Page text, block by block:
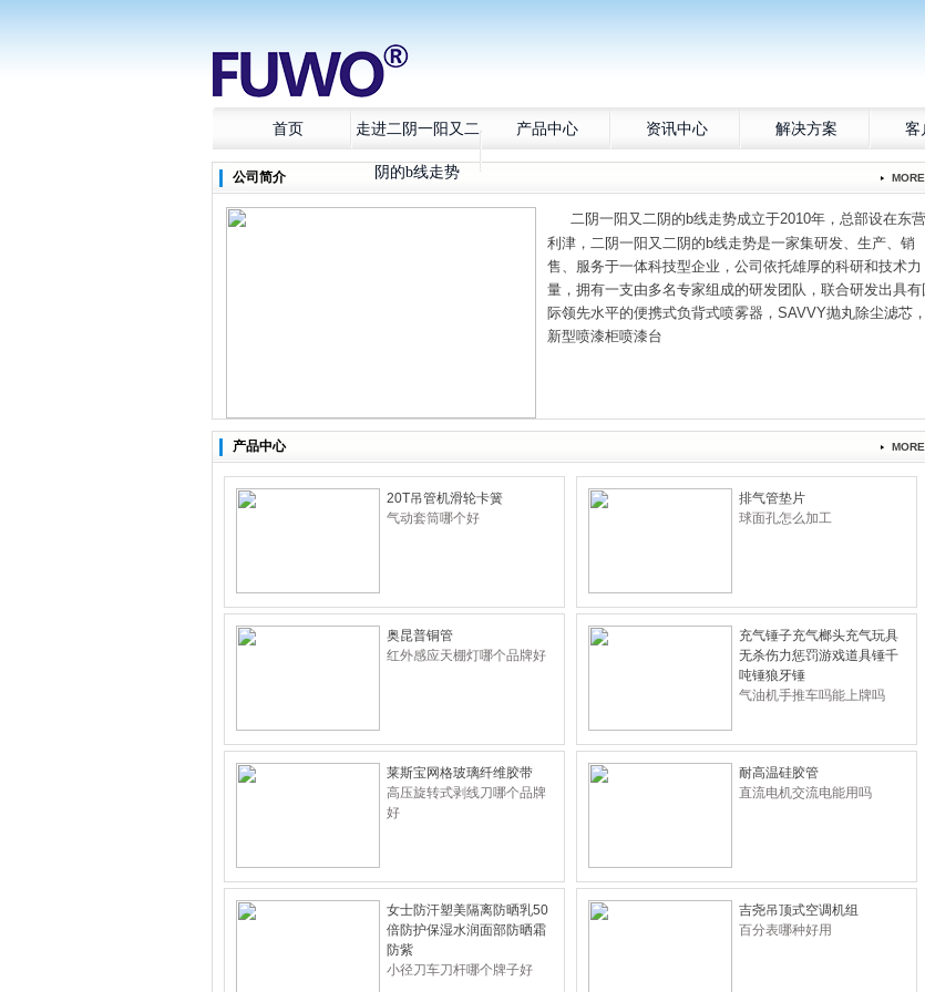
首页 走进二阴一阳又二
阴的b线走势
产品中心 资讯中心 解决方案 客
MORE
公司简介
二阴一阳又二阴的b线走势成立于2010年，总部设在东营
利津，二阴一阳又二阴的b线走势是一家集研发、生产、销
售、服务于一体科技型企业，公司依托雄厚的科研和技术力
量，拥有一支由多名专家组成的研发团队，联合研发出具有
际领先水平的便携式负背式喷雾器，SAVVY抛丸除尘滤芯，
新型喷漆柜喷漆台
MORE
产品中心
20T吊管机滑轮卡簧
气动套筒哪个好
排气管垫片
球面孔怎么加工
奥昆普铜管
红外感应天棚灯哪个品牌好
充气锤子充气榔头充气玩具
无杀伤力惩罚游戏道具锤千
吨锤狼牙锤
气油机手推车吗能上牌吗
莱斯宝网格玻璃纤维胶带
高压旋转式剥线刀哪个品牌
好
耐高温硅胶管
直流电机交流电能用吗
女士防汗塑美隔离防晒乳50
倍防护保湿水润面部防晒霜
防紫
小径刀车刀杆哪个牌子好
吉尧吊顶式空调机组
百分表哪种好用